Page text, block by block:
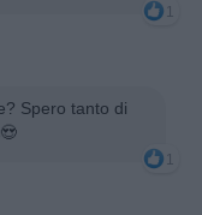
1
Spero tanto di
1